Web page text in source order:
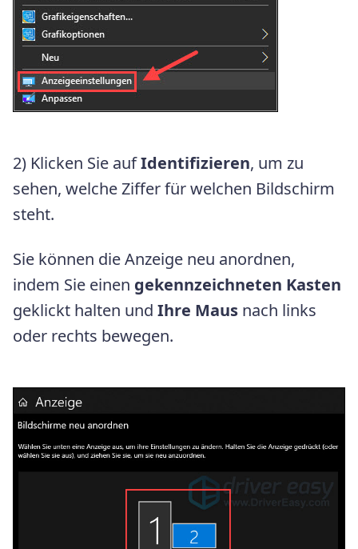
2) Klicken Sie aufIdentifizieren, um zu
sehen, welche Ziffer für welchen Bildschirm
steht.
Sie können die Anzeige neu anordnen,
indem Sie einen gekennzeichneten Kasten
geklickt halten und Ihre Maus nach links
oder rechts bewegen.